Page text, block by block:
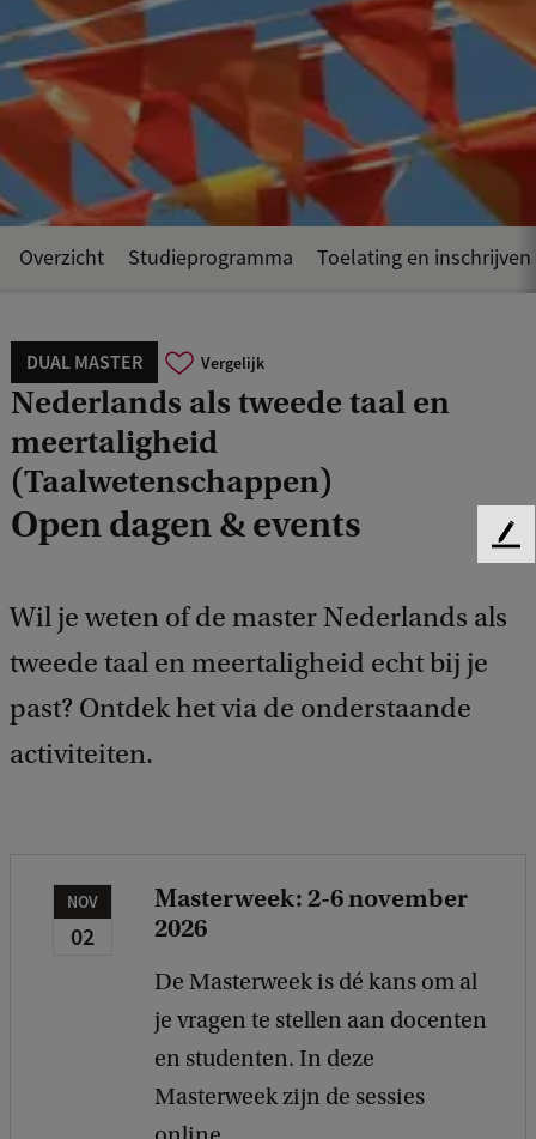
DUAL MASTER Vergelijk
Nederlands als tweede taal en
meertaligheid
(Taalwetenschappen)
Open dagen & events
Wil je weten of de master Nederlands als
tweede taal en meertaligheid echt bij je
past? Ontdek het via de onderstaande
activiteiten.
Overzicht Studieprogramma Toelating en inschrijven
NOV
02
Masterweek: 2-6 november
2026
De Masterweek is dé kans om al
je vragen te stellen aan docenten
en studenten. In deze
Masterweek zijn de sessies
F
d